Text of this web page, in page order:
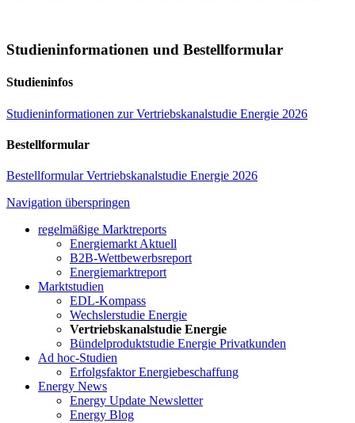
Studieninformationen und Bestellformular
Studieninfos
Studieninformationen zur Vertriebskanalstudie Energie 2026
Bestellformular
Bestellformular Vertriebskanalstudie Energie 2026
Navigation überspringen
regelmäßige Marktreports
Energiemarkt Aktuell
B2B-Wettbewerbsreport
Energiemarktreport
Marktstudien
EDL-Kompass
Wechslerstudie Energie
Vertriebskanalstudie Energie
Bündelproduktstudie Energie Privatkunden
Ad hoc-Studien
Erfolgsfaktor Energiebeschaffung
Energy News
Energy Update Newsletter
Energy Blog